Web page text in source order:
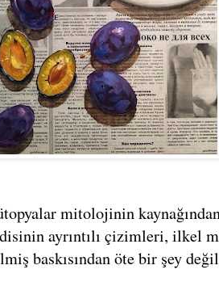
mitolojinin
ayrıntılı çizimleri, ilkel
baskısından öte bir şey